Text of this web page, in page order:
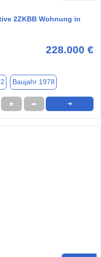
2ZKBB Wohnung in
228.000 €
Baujahr 1978
★ ➦ ➜